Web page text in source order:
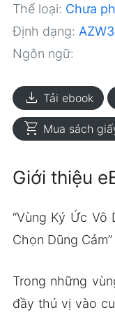
Thể loại: Chưa
Định dạng: AZW3
Ngôn ngữ:
download Tải ebook
shopping_cart Mua sách
Giới thiệu
“Vùng Ký Ức Vô
Chọn Dũng Cảm”
Trong những
đầy thú vị vào